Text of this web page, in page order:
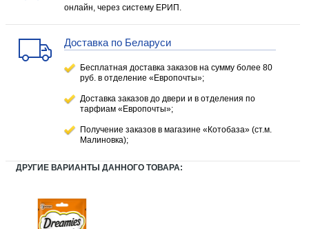
онлайн, через систему ЕРИП.
Доставка по Беларуси
Бесплатная доставка заказов на сумму более 80
руб. в отделение «Европочты»;
Доставка заказов до двери и в отделения по
тарфиам «Европочты»;
Получение заказов в магазине «Котобаза» (ст.м.
Малиновка);
ДРУГИЕ ВАРИАНТЫ ДАННОГО ТОВАРА: